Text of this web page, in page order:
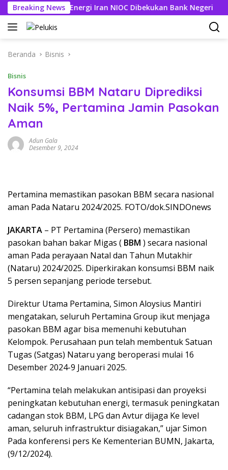
Langsung
ke
konten
Breaking NewsEnergi Iran NIOC Dibekukan Bank Negeri
Beranda Bisnis
Bisnis
Konsumsi BBM Nataru Diprediksi
Naik 5%, Pertamina Jamin Pasokan
Aman
Adun Gala
Desember 9, 2024
Pertamina memastikan pasokan BBM secara nasional
aman Pada Nataru 2024/2025. FOTO/dok.SINDOnews
JAKARTA – PT Pertamina (Persero) memastikan
pasokan bahan bakar Migas ( BBM ) secara nasional
aman Pada perayaan Natal dan Tahun Mutakhir
(Nataru) 2024/2025. Diperkirakan konsumsi BBM naik
5 persen sepanjang periode tersebut.
Direktur Utama Pertamina, Simon Aloysius Mantiri
mengatakan, seluruh Pertamina Group ikut menjaga
pasokan BBM agar bisa memenuhi kebutuhan
Kelompok. Perusahaan pun telah membentuk Satuan
Tugas (Satgas) Nataru yang beroperasi mulai 16
Desember 2024-9 Januari 2025.
“Pertamina telah melakukan antisipasi dan proyeksi
peningkatan kebutuhan energi, termasuk peningkatan
cadangan stok BBM, LPG dan Avtur dijaga Ke level
aman, seluruh infrastruktur disiagakan,” ujar Simon
Pada konferensi pers Ke Kementerian BUMN, Jakarta,
(9/12/2024).